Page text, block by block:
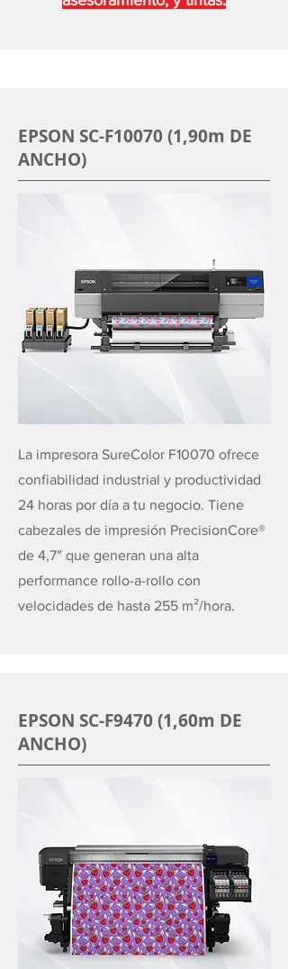
EPSON SC-F10070 (1,90m DE
ANCHO)
La impresora SureColor F10070 ofrece
confiabilidad industrial y productividad
24 horas por día a tu negocio. Tiene
cabezales de impresión PrecisionCore®
de 4,7″ que generan una alta
performance rollo-a-rollo con
velocidades de hasta 255 m²/hora.
EPSON SC-F9470 (1,60m DE
ANCHO)